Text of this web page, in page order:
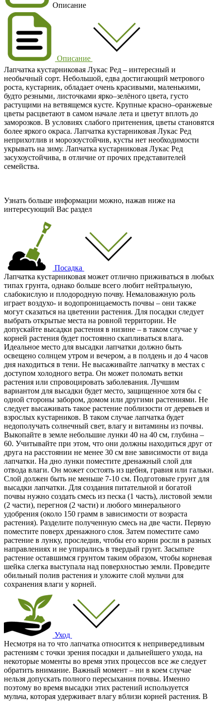
Описание
Описание
Лапчатка кустарниковая Лукас Ред – интересный и
необычный сорт. Небольшой, едва достигающий метрового
роста, кустарник, обладает очень красивыми, маленькими,
будто резными, листочками ярко–зелёного цвета, густо
растущими на ветвящемся кусте. Крупные красно–оранжевые
цветы расцветают в самом начале лета и цветут вплоть до
заморозков. В условиях слабого притенения, цветы становятся
более яркого окраса. Лапчатка кустарниковая Лукас Ред
неприхотлив и морозоустойчив, кусты нет необходимости
укрывать на зиму. Лапчатка кустарниковая Лукас Ред
засухоустойчива, в отличие от прочих представителей
семейства.
Узнать больше информации можно, нажав ниже на
интересующий Вас раздел
Посадка
Лапчатка кустарниковая может отлично приживаться в любых
типах грунта, однако больше всего любит нейтральную,
слабокислую и плодородную почву. Немаловажную роль
играет воздухо- и водопроницаемость почвы – они также
могут сказаться на цветении растения. Для посадки следует
выбрать открытые места на ровной территории. Не
допускайте высадки растения в низине – в таком случае у
корней растения будет постоянно скапливаться влага.
Идеальное место для высадки лапчатки должно быть
освещено солнцем утром и вечером, а в полдень и до 4 часов
дня находиться в тени. Не высаживайте лапчатку в местах с
доступом холодного ветра. Он может поломать ветки
растения или спровоцировать заболевания. Лучшим
вариантом для высадки будет место, защищенное хотя бы с
одной стороны забором, домом или другими растениями. Не
следует высаживать такое растение поблизости от деревьев и
взрослых кустарников. В таком случае лапчатка будет
недополучать солнечный свет, влагу и витамины из почвы.
Выкопайте в земле небольшие лунки 40 на 40 см, глубина –
60. Учитывайте при этом, что они должны находиться друг от
друга на расстоянии не менее 30 см вне зависимости от вида
лапчатки. На дно лунки поместите дренажный слой для
отвода влаги. Он может состоять из щебня, гравия или гальки.
Слой должен быть не меньше 7-10 см. Подготовьте грунт для
высадки лапчатки. Для создания питательной и богатой
почвы нужно создать смесь из песка (1 часть), листовой земли
(2 части), перегноя (2 части) и любого минерального
удобрения (около 150 грамм в зависимости от возраста
растения). Разделите полученную смесь на две части. Первую
поместите поверх дренажного слоя. Затем поместите само
растение в лунку, проследив, чтобы его корни росли в разных
направлениях и не упирались в твердый грунт. Засыпьте
растение оставшимся грунтом таким образом, чтобы корневая
шейка слегка выступала над поверхностью земли. Проведите
обильный полив растения и уложите слой мульчи для
сохранения влаги у корней.
Уход
Несмотря на то что лапчатка относится к непривередливым
растениям с точки зрения посадки и дальнейшего ухода, на
некоторые моменты во время этих процессов все же следует
обратить внимание. Важный момент – ни в коем случае
нельзя допускать полного пересыхания почвы. Именно
поэтому во время высадки этих растений используется
мульча, которая удерживает влагу вблизи корней растения. В